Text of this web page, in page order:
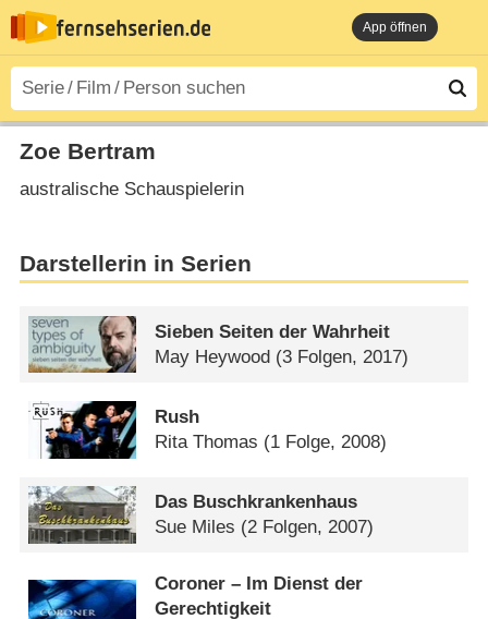
App öffnen
Zoe Bertram
australische Schauspielerin
Darstellerin in Serien
Sieben Seiten der Wahrheit
May Heywood (3 Folgen, 2017)
Rush
Rita Thomas (1 Folge, 2008)
Das Buschkrankenhaus
Sue Miles (2 Folgen, 2007)
Coroner – Im Dienst der
Gerechtigkeit